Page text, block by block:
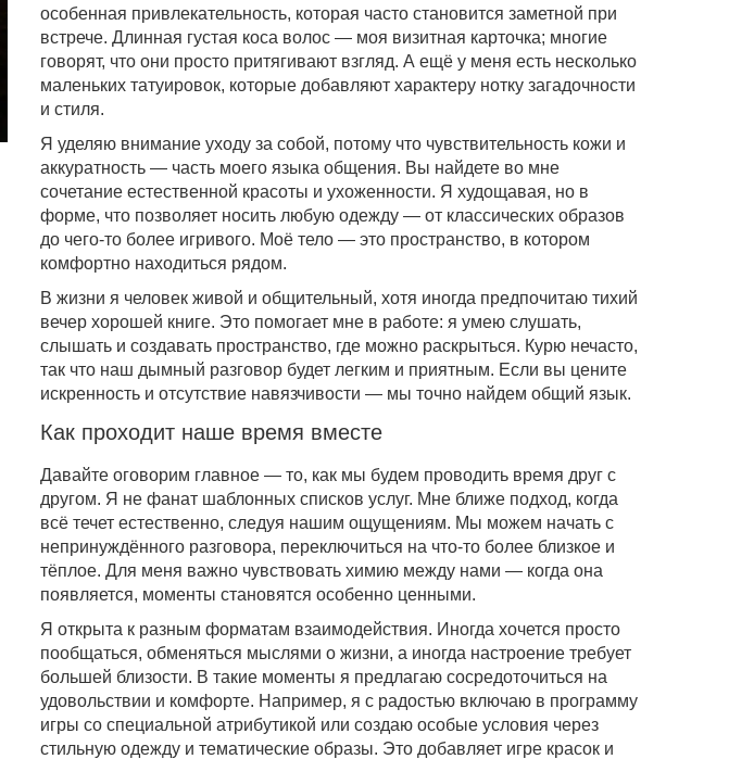
особенная привлекательность, которая часто становится заметной при
встрече. Длинная густая коса волос — моя визитная карточка; многие
говорят, что они просто притягивают взгляд. А ещё у меня есть несколько
маленьких татуировок, которые добавляют характеру нотку загадочности
и стиля.
Я уделяю внимание уходу за собой, потому что чувствительность кожи и
аккуратность — часть моего языка общения. Вы найдете во мне
сочетание естественной красоты и ухоженности. Я худощавая, но в
форме, что позволяет носить любую одежду — от классических образов
до чего-то более игривого. Моё тело — это пространство, в котором
комфортно находиться рядом.
В жизни я человек живой и общительный, хотя иногда предпочитаю тихий
вечер хорошей книге. Это помогает мне в работе: я умею слушать,
слышать и создавать пространство, где можно раскрыться. Курю нечасто,
так что наш дымный разговор будет легким и приятным. Если вы цените
искренность и отсутствие навязчивости — мы точно найдем общий язык.
Как проходит наше время вместе
Давайте оговорим главное — то, как мы будем проводить время друг с
другом. Я не фанат шаблонных списков услуг. Мне ближе подход, когда
всё течет естественно, следуя нашим ощущениям. Мы можем начать с
непринуждённого разговора, переключиться на что-то более близкое и
тёплое. Для меня важно чувствовать химию между нами — когда она
появляется, моменты становятся особенно ценными.
Я открыта к разным форматам взаимодействия. Иногда хочется просто
пообщаться, обменяться мыслями о жизни, а иногда настроение требует
большей близости. В такие моменты я предлагаю сосредоточиться на
удовольствии и комфорте. Например, я с радостью включаю в программу
игры со специальной атрибутикой или создаю особые условия через
стильную одежду и тематические образы. Это добавляет игре красок и